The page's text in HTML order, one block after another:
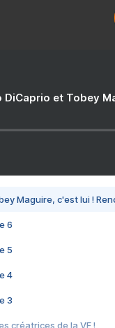
DiCaprio et Tobey
Maguire, c'est lui !
6
5
4
3
créatrices de la VF !